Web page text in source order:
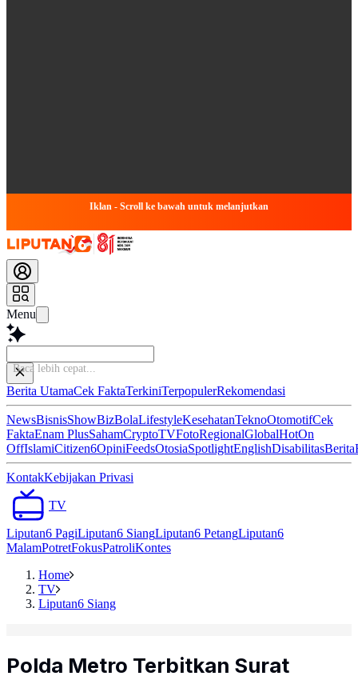
Iklan - Scroll ke bawah untuk melanjutkan
Menu
Baca leb
Berita UtamaCek FaktaTerkiniTerpopulerRekomendasi
NewsBisnisShowBizBolaLifestyleKesehatanTeknoOtomotifCek
FaktaEnam PlusSahamCryptoTVFotoRegionalGlobalHotOn
OffIslamiCitizen6OpiniFeedsOtosiaSpotlightEnglishDisabilitasBerita
KontakKebijakan Privasi
TV
Liputan6 PagiLiputan6 SiangLiputan6 PetangLiputan6
MalamPotretFokusPatroliKontes
Home
TV
Liputan6 Siang
Polda Metro Terbitkan Surat